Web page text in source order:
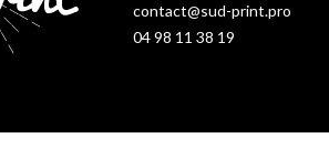
contact@sud-print.pro
04 98 11 38 19